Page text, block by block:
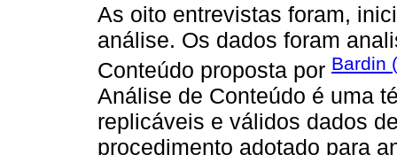
As oito entrevistas foram,
análise. Os dados foram
Conteúdo proposta por Bardin
Análise de Conteúdo é uma
replicáveis e válidos dados
procedimento adotado para